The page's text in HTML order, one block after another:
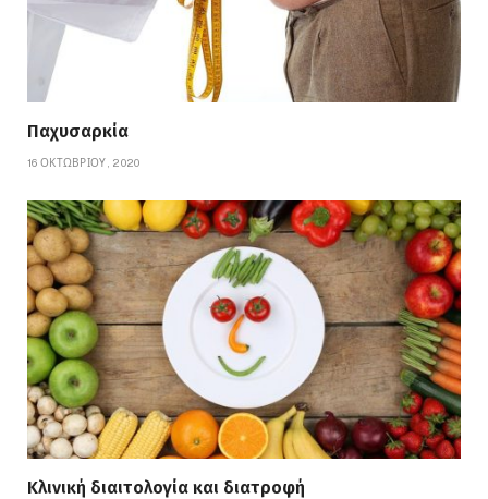
Παχυσαρκία
16 ΟΚΤΩΒΡΊΟΥ, 2020
Κλινική διαιτολογία και διατροφή